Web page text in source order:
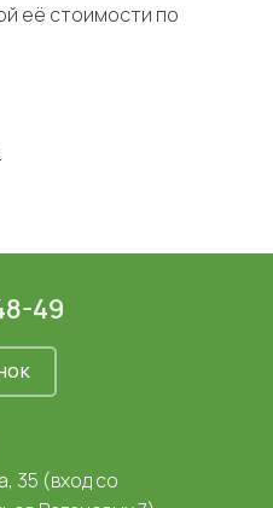
её стоимости по
49
35 (вход со